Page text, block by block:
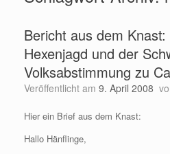
Bericht aus dem
Hexenjagd und der
Volksabstimmung zu
Veröffentlicht am 9. April 2008
Hier ein Brief aus dem Knast:
Hallo Hänflinge,